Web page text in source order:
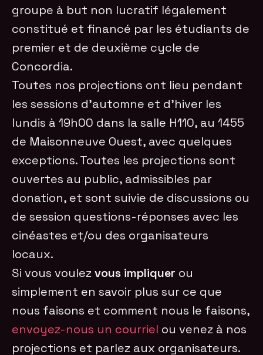
groupe à but non lucratif légalement
constitué et financé par les étudiants de
premier et de deuxième cycle de
Concordia.
Toutes nos projections ont lieu pendant
les sessions d’automne et d’hiver les
lundis à 19h00 dans la salle H110, au 1455
de Maisonneuve Ouest, avec quelques
exceptions. Toutes les projections sont
ouvertes au public, admissibles par
donation, et sont suivie de discussions ou
de session questions-réponses avec les
cinéastes et/ou des organisateurs
locaux.
Si vous voulezvous impliquer ou
simplement en savoir plus sur ce que
nous faisons et comment nous le faisons,
envoyez-nous un courriel ou venez à nos
projections et parlez aux organisateurs.